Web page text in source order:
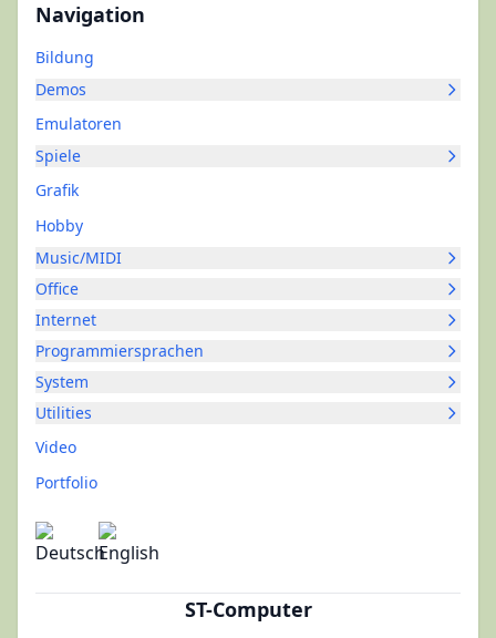
Navigation
Bildung
Demos
Emulatoren
Spiele
Grafik
Hobby
Music/MIDI
Office
Internet
Programmiersprachen
System
Utilities
Video
Portfolio
ST-Computer